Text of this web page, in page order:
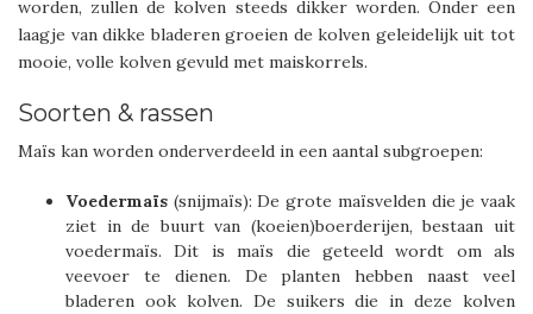
worden, zullen de kolven steeds dikker worden. Onder een
laagje van dikke bladeren groeien de kolven geleidelijk uit tot
mooie, volle kolven gevuld met maiskorrels.
Soorten & rassen
Maïs kan worden onderverdeeld in een aantal subgroepen:
Voedermaïs (snijmaïs): De grote maïsvelden die je vaak
ziet in de buurt van (koeien)boerderijen, bestaan uit
voedermaïs. Dit is maïs die geteeld wordt om als
veevoer te dienen. De planten hebben naast veel
bladeren ook kolven. De suikers die in deze kolven